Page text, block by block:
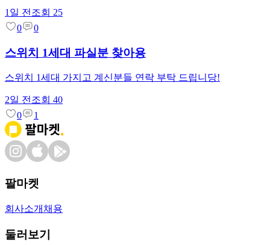
1일 전 조회 25
0
0
스위치 1세대 파실분 찾아용
스위치 1세대 가지고 계신분들 연락 부탁 드립니당!
2일 전조회 40
0
1
팔마켓
회사소개 채용
둘러보기